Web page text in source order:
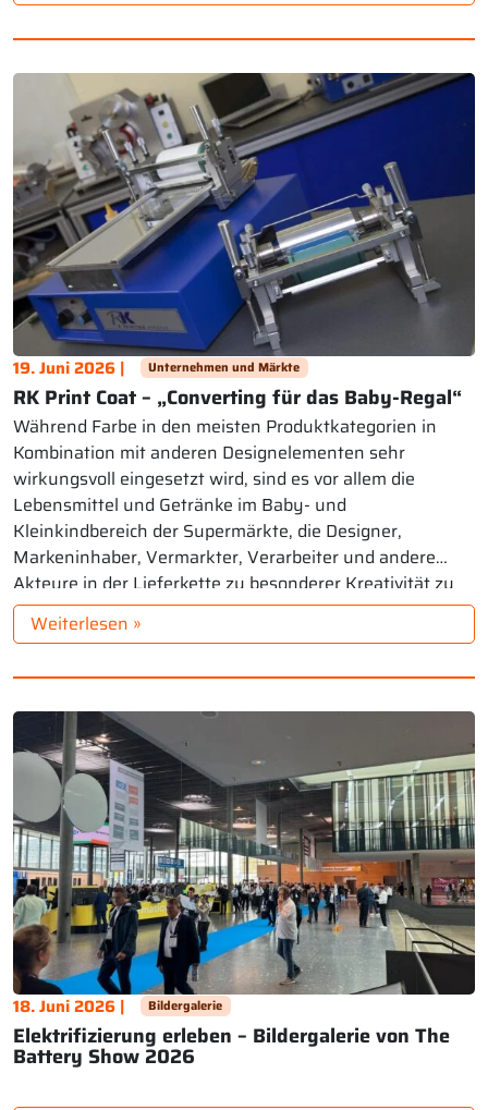
19. Juni 2026 | Unternehmen und Märkte
RK Print Coat – „Converting für das Baby-Regal“
Während Farbe in den meisten Produktkategorien in
Kombination mit anderen Designelementen sehr
wirkungsvoll eingesetzt wird, sind es vor allem die
Lebensmittel und Getränke im Baby- und
Kleinkindbereich der Supermärkte, die Designer,
Markeninhaber, Vermarkter, Verarbeiter und andere
Akteure in der Lieferkette zu besonderer Kreativität zu
inspirieren scheinen. Erwachsene kaufen Produkte in
Standbeuteln (SUPs) und anderen Verpackungsformen
Weiterlesen »
18. Juni 2026 | Bildergalerie
Elektrifizierung erleben – Bildergalerie von The
Battery Show 2026